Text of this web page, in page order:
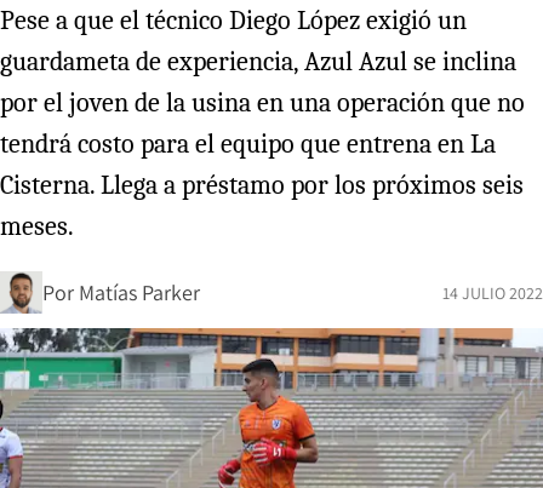
Pese a que el técnico Diego López exigió un
guardameta de experiencia, Azul Azul se inclina
por el joven de la usina en una operación que no
tendrá costo para el equipo que entrena en La
Cisterna. Llega a préstamo por los próximos seis
meses.
Por Matías Parker 14 JULIO 2022